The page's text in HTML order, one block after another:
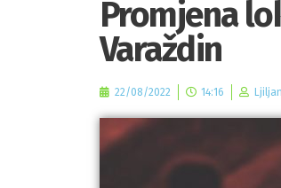
Promjena
Varaždin
22/08/2022 14:16